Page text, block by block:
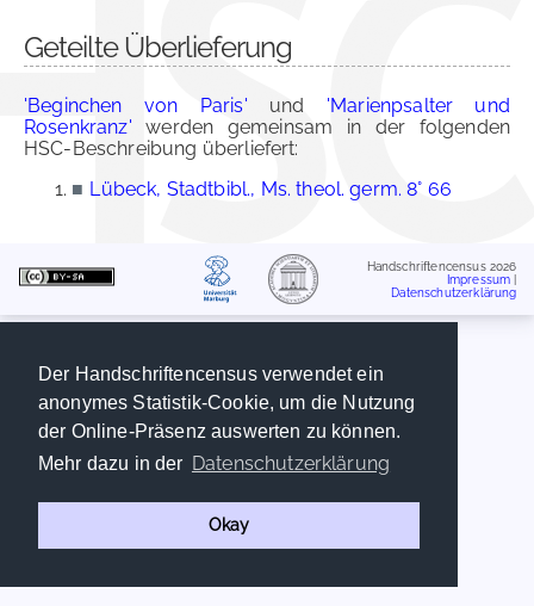
Der Handschriftencensus verwendet ein
anonymes Statistik-Cookie, um die Nutzung
der Online-Präsenz auswerten zu können.
Mehr dazu in der Datenschutzerklärung
Okay
Geteilte Überlieferung
'Beginchen von Paris' und 'Marienpsalter und
Rosenkranz' werden gemeinsam in der folgenden
HSC-Beschreibung überliefert:
■ Lübeck, Stadtbibl., Ms. theol. germ. 8° 66
Handschriftencensus 2026
Impressum
Datenschutzerklärung